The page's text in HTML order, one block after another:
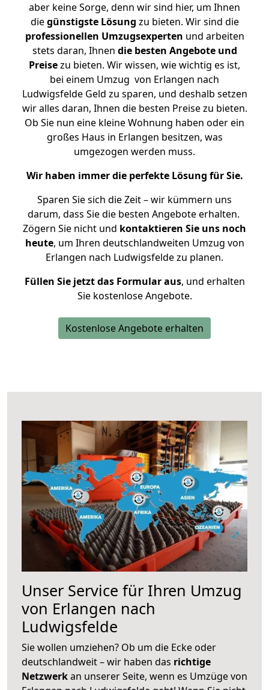
aber keine Sorge, denn wir sind hier, um Ihnen
diegünstigste Lösung zu bieten. Wir sind die
professionellen Umzugsexperten und arbeiten
stets daran, Ihnen die besten Angebote und
Preisezu bieten. Wir wissen, wie wichtig es ist,
bei einem Umzug von Erlangen nach
Ludwigsfelde Geld zu sparen, und deshalb setzen
wir alles daran, Ihnen die besten Preise zu bieten.
Ob Sie nun eine kleine Wohnung haben oder ein
großes Haus in Erlangen besitzen, was
umgezogen werden muss.
Wir haben immer die perfekte Lösung für Sie.
Sparen Sie sich die Zeit – wir kümmern uns
darum, dass Sie die besten Angebote erhalten.
Zögern Sie nicht und kontaktieren Sie uns noch
heute, um Ihren deutschlandweiten Umzug von
Erlangen nach Ludwigsfelde zu planen.
Füllen Sie jetzt das Formular aus, und erhalten
Sie kostenlose Angebote.
Kostenlose Angebote erhalten
Unser Service für Ihren Umzug
von Erlangen nach
Ludwigsfelde
Sie wollen umziehen? Ob um die Ecke oder
deutschlandweit – wir haben das richtige
Netzwerkan unserer Seite, wenn es Umzüge von